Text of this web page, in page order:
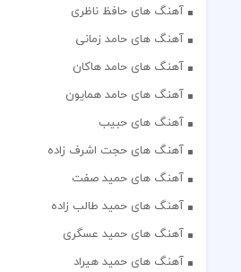
آهنگ های حافظ ناظری
آهنگ های حامد زمانی
آهنگ های حامد هاکان
آهنگ های حامد همایون
آهنگ های حبیب
آهنگ های حجت اشرف زاده
آهنگ های حمید صفت
آهنگ های حمید طالب زاده
آهنگ های حمید عسگری
آهنگ های حمید هیراد